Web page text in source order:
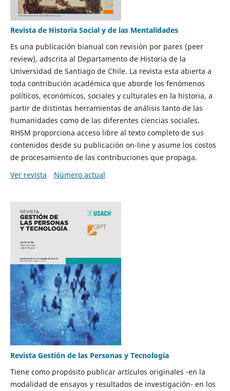
Revista de Historia Social y de las Mentalidades
Es una publicación bianual con revisión por pares (peer
review), adscrita al Departamento de Historia de la
Universidad de Santiago de Chile. La revista esta abierta a
toda contribución académica que aborde los fenómenos
políticos, económicos, sociales y culturales en la historia, a
partir de distintas herramientas de análisis tanto de las
humanidades como de las diferentes ciencias sociales.
RHSM proporciona acceso libre al texto completo de sus
contenidos desde su publicación on-line y asume los costos
de procesamiento de las contribuciones que propaga.
Ver revista
Número actual
Revista Gestión de las Personas y Tecnología
Tiene como propósito publicar artículos originales -en la
modalidad de ensayos y resultados de investigación- en los